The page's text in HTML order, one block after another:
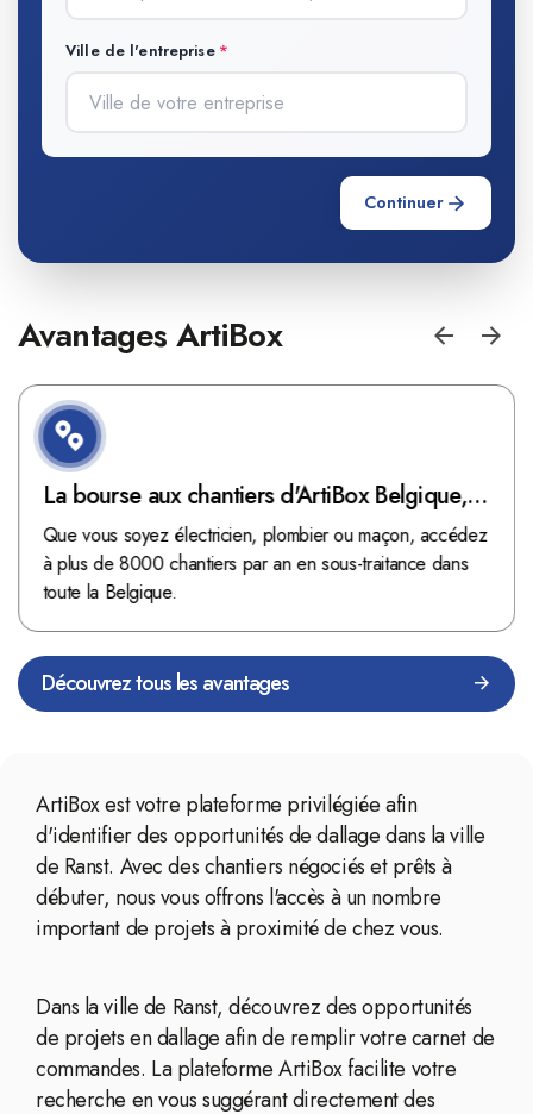
Ville de l'entreprise
Continuer
Avantages ArtiBox
La bourse aux chantiers d'ArtiBox Belgique,
véritable mine d'or !
Que vous soyez électricien, plombier ou maçon, accédez
à plus de 8000 chantiers par an en sous-traitance dans
toute la Belgique.
Découvrez tous les avantages
ArtiBox est votre plateforme privilégiée afin
d'identifier des opportunités de dallage dans la ville
de Ranst. Avec des chantiers négociés et prêts à
débuter, nous vous offrons l'accès à un nombre
important de projets à proximité de chez vous.
Dans la ville de Ranst, découvrez des opportunités
de projets en dallage afin de remplir votre carnet de
commandes. La plateforme ArtiBox facilite votre
recherche en vous suggérant directement des